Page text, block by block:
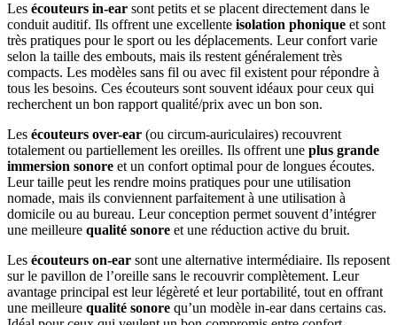
Les écouteurs in-ear sont petits et se placent directement dans le
conduit auditif. Ils offrent une excellente isolation phonique et sont
très pratiques pour le sport ou les déplacements. Leur confort varie
selon la taille des embouts, mais ils restent généralement très
compacts. Les modèles sans fil ou avec fil existent pour répondre à
tous les besoins. Ces écouteurs sont souvent idéaux pour ceux qui
recherchent un bon rapport qualité/prix avec un bon son.
Les écouteurs over-ear (ou circum-auriculaires) recouvrent
totalement ou partiellement les oreilles. Ils offrent une plus grande
immersion sonore et un confort optimal pour de longues écoutes.
Leur taille peut les rendre moins pratiques pour une utilisation
nomade, mais ils conviennent parfaitement à une utilisation à
domicile ou au bureau. Leur conception permet souvent d’intégrer
une meilleure qualité sonore et une réduction active du bruit.
Les écouteurs on-ear sont une alternative intermédiaire. Ils reposent
sur le pavillon de l’oreille sans le recouvrir complètement. Leur
avantage principal est leur légèreté et leur portabilité, tout en offrant
une meilleure qualité sonore qu’un modèle in-ear dans certains cas.